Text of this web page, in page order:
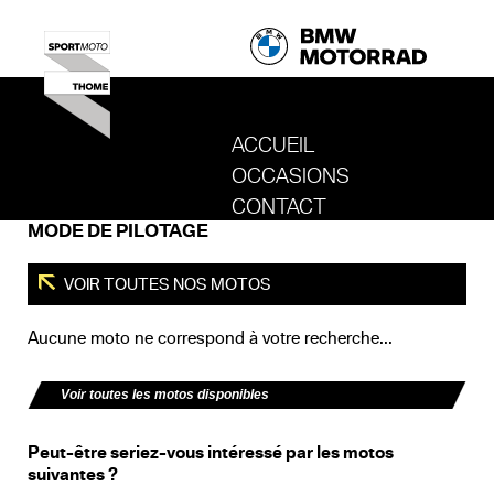
ACCUEIL
REVENIR AU SITE DE SPORT MOTO
OCCASIONS
CONTACT
MODE DE PILOTAGE
VOIR TOUTES NOS MOTOS
Aucune moto ne correspond à votre recherche...
Voir toutes les motos disponibles
Peut-être seriez-vous intéressé par les motos
suivantes ?